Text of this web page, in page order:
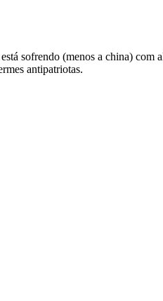
sofrendo (menos a china)
antipatriotas.